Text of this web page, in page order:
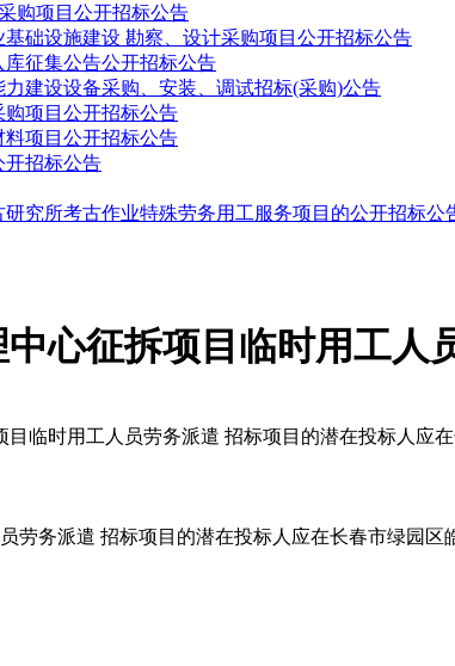
购项目公开招标公告
础设施建设 勘察、设计采购项目公开招标公告
征集公告公开招标公告
建设设备采购、安装、调试招标(采购)公告
项目公开招标公告
项目公开招标公告
开招标公告
究所考古作业特殊劳务用工服务项目的公开招标公
心征拆项目临时用工人
临时用工人员劳务派遣 招标项目的潜在投标人应
劳务派遣 招标项目的潜在投标人应在长春市绿园